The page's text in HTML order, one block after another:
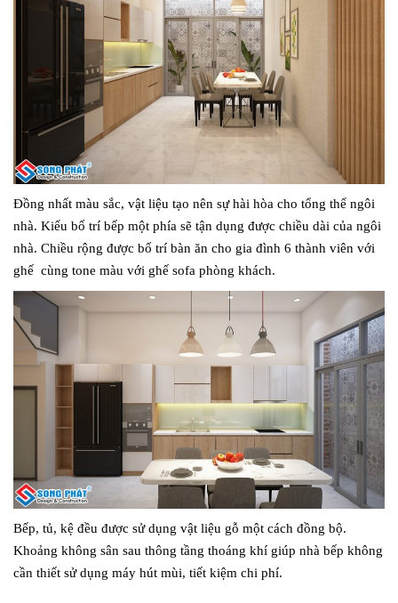
Đồng nhất màu sắc, vật liệu tạo nên sự hài hòa cho tổng thể ngôi
nhà. Kiểu bố trí bếp một phía sẽ tận dụng được chiều dài của ngôi
nhà. Chiều rộng được bố trí bàn ăn cho gia đình 6 thành viên với
ghế cùng tone màu với ghế sofa phòng khách.
Bếp, tủ, kệ đều được sử dụng vật liệu gỗ một cách đồng bộ.
Khoảng không sân sau thông tầng thoáng khí giúp nhà bếp không
cần thiết sử dụng máy hút mùi, tiết kiệm chi phí.